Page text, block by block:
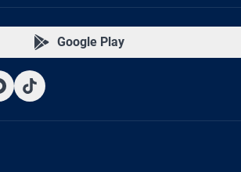
Google Play